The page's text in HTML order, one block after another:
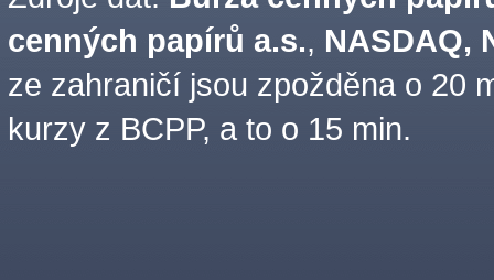
cenných papírů a.s., NASDAQ,
ze zahraničí jsou zpožděna o 20
kurzy z BCPP, a to o 15 min.